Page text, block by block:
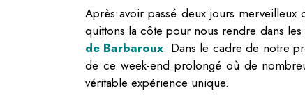
Après avoir passé deux jours merveilleux
quittons la côte pour nous rendre dans
de Barbaroux. Dans le cadre de notre
de ce week-end prolongé où de
véritable expérience unique.